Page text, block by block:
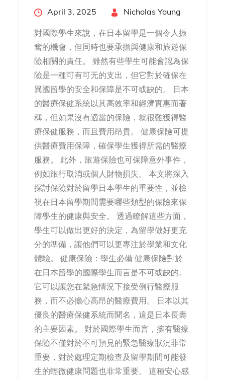
PostedApril 3, 2025 Nicholas Young
對國際學生來說，在日本留學是一個令人振
奮的機會，但同時也要承擔與健康和旅遊保
險相關的責任。 雖然有些學生可能會認為保
險是一種可有可无的支出，但它對於確保在
異國留學的安全和保障是不可或缺的。 日本
的醫療保健系統以其高效率和經濟實惠而著
稱，但如果沒有適當的保險，就很難獲得醫
療保健服務，而且費用昂貴。 健康保險可提
供醫療費用保障，確保學生獲得所需的醫療
服務。 此外，旅遊保險也可保障意外事件，
例如旅行取消或個人財物損失。 本文將深入
探討保險對於留學日本學生的重要性，並檢
視在日本留學期間需要哪些類型的保險來保
障學生的健康與安全。 透過瞭解這些方面，
學生可以做出更好的決定，為留學做好更充
分的準備，讓他們可以更專注於學業和文化
體驗。 健康保險：學生必備 健康保險對於
在日本留學的國際學生而言是不可或缺的。
它可以讓您在緊急情況下接受例行醫療服
務，而不必擔心高昂的醫療費用。 日本以其
優良的醫療保健系統而聞名，這是日本長壽
的主要因素。 對於國際學生而言，擁有醫療
保險不僅對於不可預見的緊急醫療狀況非常
重要，對於處理定期檢查及留學期間可能發
生的輕微健康問題也非常重要。 這種安心感